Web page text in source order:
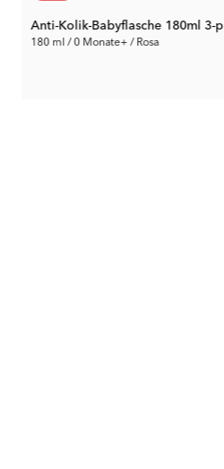
Anti-Kolik-Babyflasche 180ml 3-p
180 ml / 0 Monate+ / Rosa